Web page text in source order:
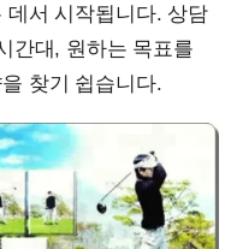
데서 시작됩니다. 상담
간대, 원하는 목표를
찾기 쉽습니다.